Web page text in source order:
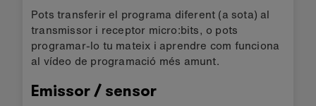
Pots transferir el programa diferent (a sota) al
transmissor i receptor micro:bits, o pots
programar-lo tu mateix i aprendre com funciona
al vídeo de programació més amunt.
Emissor / sensor